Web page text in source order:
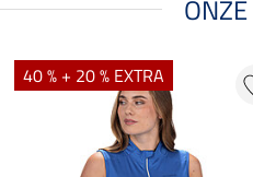
40 % + 20 % EXTRA